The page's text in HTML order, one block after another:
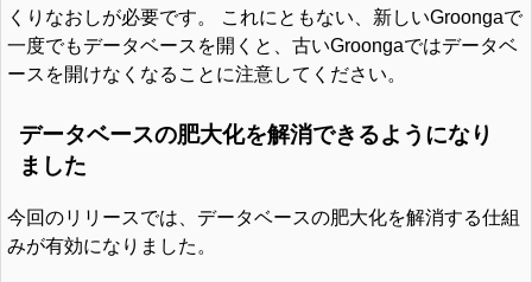
くりなおしが必要です。 これにともない、新しいGroongaで
一度でもデータベースを開くと、古いGroongaではデータベ
ースを開けなくなることに注意してください。
データベースの肥大化を解消できるようになり
ました
今回のリリースでは、データベースの肥大化を解消する仕組
みが有効になりました。